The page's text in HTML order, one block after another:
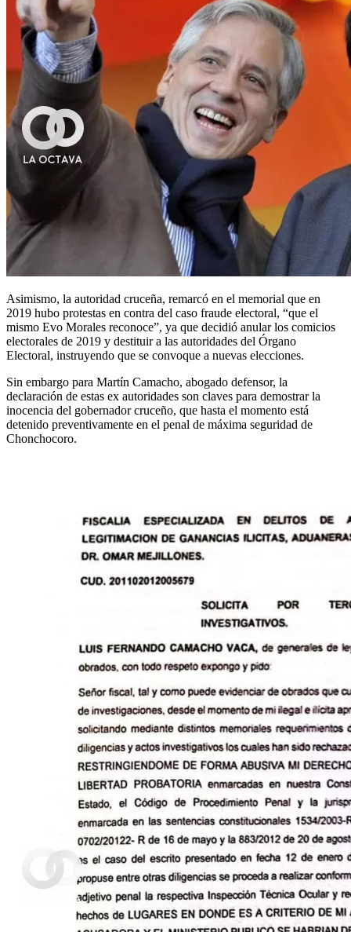
Asimismo, la autoridad cruceña, remarcó en el memorial que en
2019 hubo protestas en contra del caso fraude electoral, “que el
mismo Evo Morales reconoce”, ya que decidió anular los comicios
electorales de 2019 y destituir a las autoridades del Órgano
Electoral, instruyendo que se convoque a nuevas elecciones.
Sin embargo para Martín Camacho, abogado defensor, la
declaración de estas ex autoridades son claves para demostrar la
inocencia del gobernador cruceño, que hasta el momento está
detenido preventivamente en el penal de máxima seguridad de
Chonchocoro.